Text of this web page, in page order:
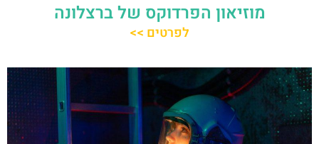
מוזיאון הפרדוקס של ברצלונה
לפרטים >>